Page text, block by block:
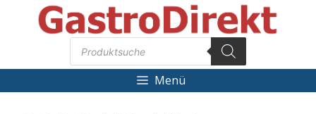
Products
search
Menü